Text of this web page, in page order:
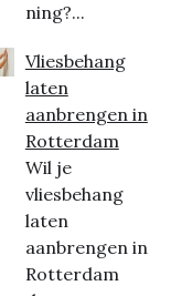
ning?...
Vliesbehang
laten
aanbrengen in
Rotterdam
Wil je
vliesbehang
laten
aanbrengen in
Rotterdam